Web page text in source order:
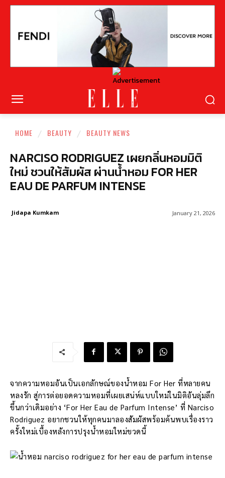
HOME BEAUTY BEAUTY NEWS
NARCISO RODRIGUEZ เผยกลิ่นหอมมิติ
ใหม่ ชวนให้สัมผัส ผ่านน้ำหอม FOR HER
EAU DE PARFUM INTENSE
January 21, 2026
Jidapa Kumkam
จากความหอมอันเป็นเอกลักษณ์ของน้ำหอม For Her ที่หลายคน
หลงรัก สู่การต่อยอดความหอมที่เผยเสน่ห์แบบใหม่ในมิติอันลุ่มลึก
ขึ้นกว่าเดิมอย่าง ‘For Her Eau de Parfum Intense’ ที่ Narciso
Rodriguez อยากชวนให้ทุกคนมาลองสัมผัสพร้อมค้นพบเรื่องราว
ครั้งใหม่เบื้องหลังการปรุงน้ำหอมใหม่ขวดนี้